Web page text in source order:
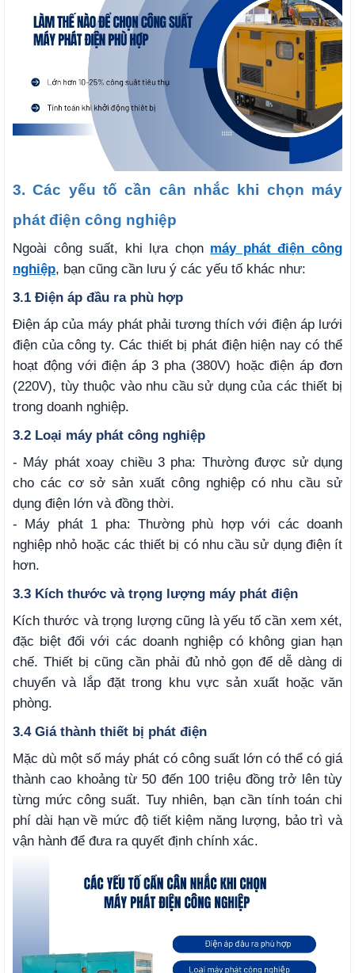
3. Các yếu tố cần cân nhắc khi chọn máy
phát điện công nghiệp
Ngoài công suất, khi lựa chọn máy phát điện công
nghiệp, bạn cũng cần lưu ý các yếu tố khác như:
3.1 Điện áp đầu ra phù hợp
Điện áp của máy phát phải tương thích với điện áp lưới
điện của công ty. Các thiết bị phát điện hiện nay có thể
hoạt động với điện áp 3 pha (380V) hoặc điện áp đơn
(220V), tùy thuộc vào nhu cầu sử dụng của các thiết bị
trong doanh nghiệp.
3.2 Loại máy phát công nghiệp
- Máy phát xoay chiều 3 pha: Thường được sử dụng
cho các cơ sở sản xuất công nghiệp có nhu cầu sử
dụng điện lớn và đồng thời.
- Máy phát 1 pha: Thường phù hợp với các doanh
nghiệp nhỏ hoặc các thiết bị có nhu cầu sử dụng điện ít
hơn.
3.3 Kích thước và trọng lượng máy phát điện
Kích thước và trọng lượng cũng là yếu tố cần xem xét,
đặc biệt đối với các doanh nghiệp có không gian hạn
chế. Thiết bị cũng cần phải đủ nhỏ gọn để dễ dàng di
chuyển và lắp đặt trong khu vực sản xuất hoặc văn
phòng.
3.4 Giá thành thiết bị phát điện
Mặc dù một số máy phát có công suất lớn có thể có giá
thành cao khoảng từ 50 đến 100 triệu đồng trở lên tùy
từng mức công suất. Tuy nhiên, bạn cần tính toán chi
phí dài hạn về mức độ tiết kiệm năng lượng, bảo trì và
vận hành để đưa ra quyết định chính xác.